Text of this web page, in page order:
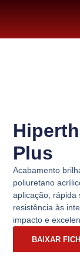
Plus
Acabamento
poliuretano
aplicação, rápida
resistência às
impacto e
BAIXAR